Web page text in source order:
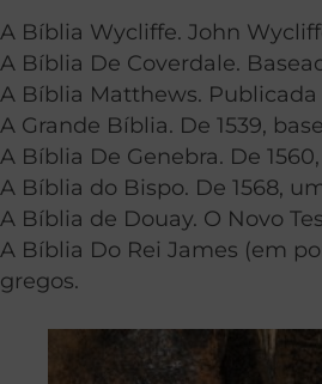
A Bíblia Wycliffe. John
A Bíblia De Coverdale.
A Bíblia Matthews. Publicada
A Grande Bíblia. De 1539,
A Bíblia De Genebra. De
A Bíblia do Bispo. De 1568,
A Bíblia de Douay. O Novo
A Bíblia Do Rei James (em
gregos.